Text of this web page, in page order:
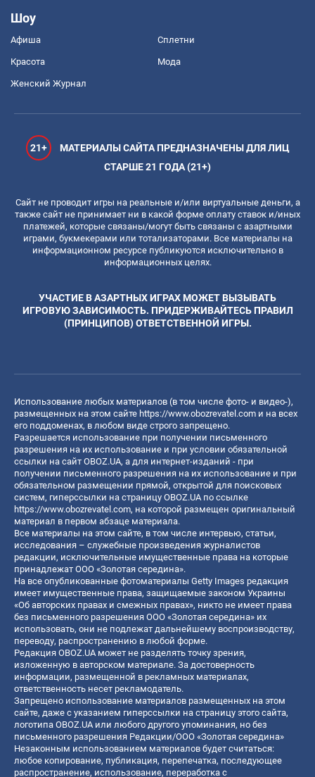
Шоу
Афиша Сплетни
Красота Мода
Женский Журнал
21+
МАТЕРИАЛЫ САЙТА ПРЕДНАЗНАЧЕНЫ ДЛЯ ЛИЦ
СТАРШЕ 21 ГОДА (21+)
Сайт не проводит игры на реальные и/или виртуальные деньги, а
также сайт не принимает ни в какой форме оплату ставок и/иных
платежей, которые связаны/могут быть связаны с азартными
играми, букмекерами или тотализаторами. Все материалы на
информационном ресурсе публикуются исключительно в
информационных целях.
УЧАСТИЕ В АЗАРТНЫХ ИГРАХ МОЖЕТ ВЫЗЫВАТЬ
ИГРОВУЮ ЗАВИСИМОСТЬ. ПРИДЕРЖИВАЙТЕСЬ ПРАВИЛ
(ПРИНЦИПОВ) ОТВЕТСТВЕННОЙ ИГРЫ.
Использование любых материалов (в том числе фото- и видео-),
размещенных на этом сайте https://www.obozrevatel.com и на всех
его поддоменах, в любом виде строго запрещено.
Разрешается использование при получении письменного
разрешения на их использование и при условии обязательной
ссылки на сайт OBOZ.UA, а для интернет-изданий - при
получении письменного разрешения на их использование и при
обязательном размещении прямой, открытой для поисковых
систем, гиперссылки на страницу OBOZ.UA по ссылке
https://www.obozrevatel.com, на которой размещен оригинальный
материал в первом абзаце материала.
Все материалы на этом сайте, в том числе интервью, статьи,
исследования – служебные произведения журналистов
редакции, исключительные имущественные права на которые
принадлежат ООО «Золотая середина».
На все опубликованные фотоматериалы Getty Images редакция
имеет имущественные права, защищаемые законом Украины
«Об авторских правах и смежных правах», никто не имеет права
без письменного разрешения ООО «Золотая середина» их
использовать, они не подлежат дальнейшему воспроизводству,
переводу, распространению в любой форме.
Редакция OBOZ.UA может не разделять точку зрения,
изложенную в авторском материале. За достоверность
информации, размещенной в рекламных материалах,
ответственность несет рекламодатель.
Запрещено использование материалов размещенных на этом
сайте, даже с указанием гиперссылки на страницу этого сайта,
логотипа OBOZ.UA или любого другого упоминания, но без
письменного разрешения Редакции/ООО «Золотая середина»
Незаконным использованием материалов будет считаться:
любое копирование, публикация, перепечатка, последующее
распространение, использование, переработка с